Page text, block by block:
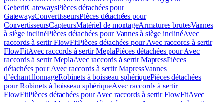
GeberitGatewaysPièces détachées pour
GatewaysConvertisseursPièces détachées pour
ConvertisseursCapteursMatériel de montageArmatures brutesVannes
à siège inclinéPièces détachées pour Vannes à siège inclinéAvec
raccords à sertir FlowFitPièces détachées pour Avec raccords à sertir
FlowFitAvec raccords à sertir MeplaPièces détachées pour Avec
raccords à sertir MeplaAvec raccords à sertir MapressPièces
détachées pour Avec raccords à sertir MapressVannes
d’échantillonnageRobinets à boisseau sphériquePièces détachées
pour Robinets à boisseau sphériqueAvec raccords à sertir
FlowFitPièces détachées pour Avec raccords à sertir FlowFitAvec